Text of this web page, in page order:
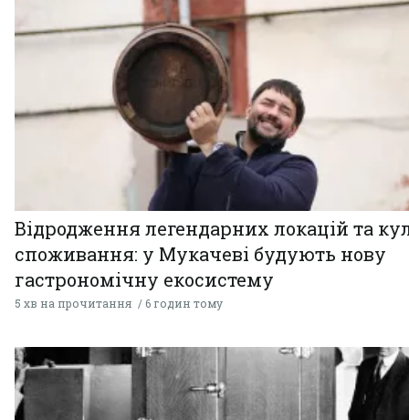
Відродження легендарних локацій та
споживання: у Мукачеві будують нову
гастрономічну екосистему
5 хв на прочитання 6 годин тому